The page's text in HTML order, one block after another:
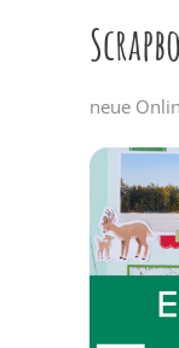
neue